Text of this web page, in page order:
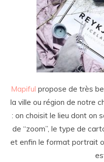
Mapiful propose de très
la ville ou région de notre
: on choisit le lieu dont on
de “zoom”, le type de
et enfin le format portrait